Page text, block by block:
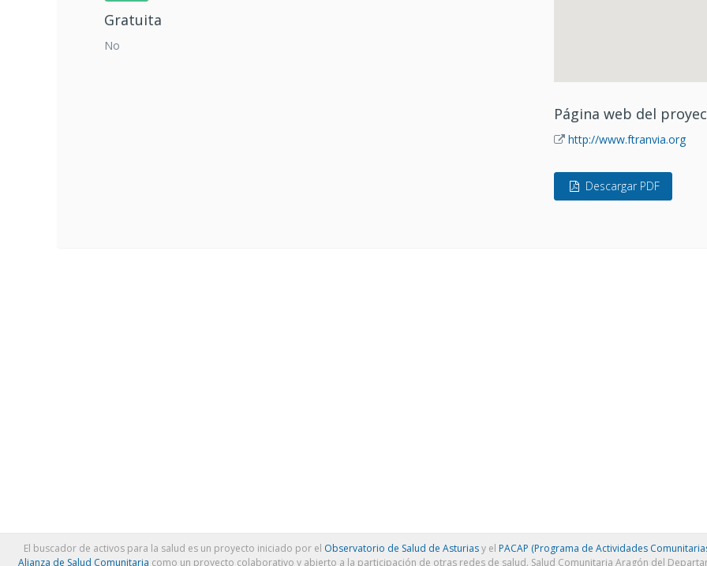
Gratuita
No
Página web del
http://www.ftranvia.org
Descargar PDF
El buscador de activos para la salud es un proyecto iniciado por el Observatorio de Salud de Asturiasy el PACAP (Programa de Actividades
Alianza de Salud Comunitaria como un proyecto colaborativo y abierto a la participación de otras redes de salud. Salud Comunitaria Aragón del